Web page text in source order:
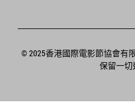
© 2025香港國際電影節協會有
保留一切